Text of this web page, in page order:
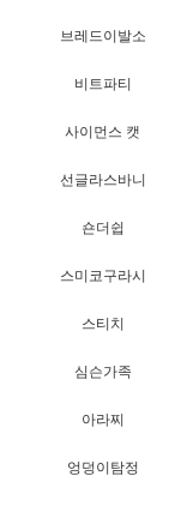
브레드이발소
비트파티
사이먼스 캣
선글라스바니
숀더쉽
스미코구라시
스티치
심슨가족
아라찌
엉덩이탐정